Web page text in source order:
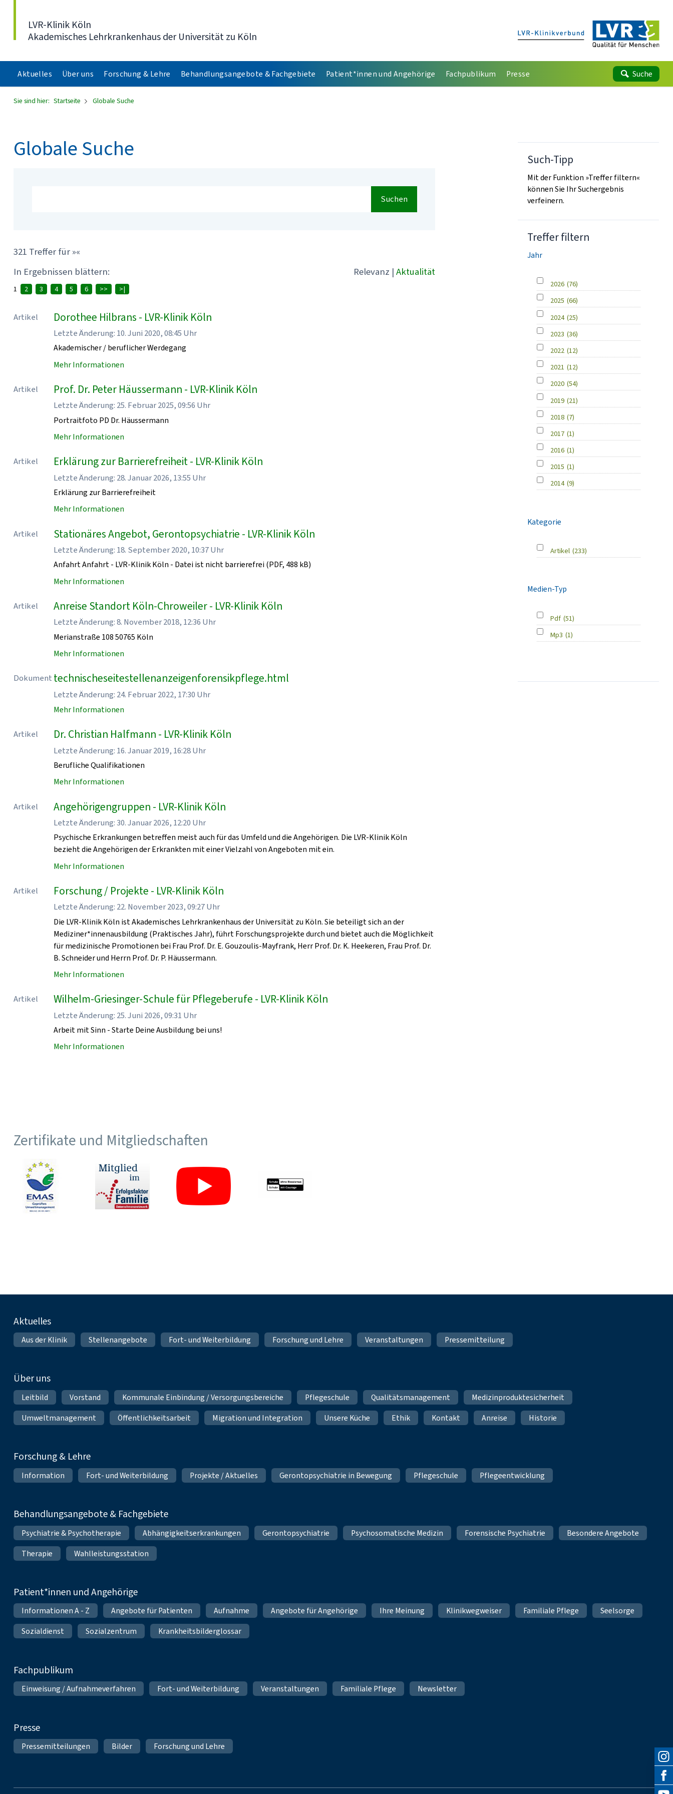
LVR-Klinik Köln
Akademisches Lehrkrankenhaus der Universität zu Köln
Aktuelles Über uns Forschung & Lehre Behandlungsangebote & Fachgebiete Patient*innen und Angehörige Fachpublikum Presse Suche
Sie sind hier: Startseite Globale Suche
Globale Suche
Suchen
321 Treffer für »«
In Ergebnissen blättern:
Relevanz | Aktualität
1 2 3 4 5 6 >> >|
Artikel Dorothee Hilbrans - LVR-Klinik Köln
Letzte Änderung: 10. Juni 2020, 08:45 Uhr
Akademischer / beruflicher Werdegang
Mehr Informationen
Artikel Prof. Dr. Peter Häussermann - LVR-Klinik Köln
Letzte Änderung: 25. Februar 2025, 09:56 Uhr
Portraitfoto PD Dr. Häussermann
Mehr Informationen
Artikel Erklärung zur Barrierefreiheit - LVR-Klinik Köln
Letzte Änderung: 28. Januar 2026, 13:55 Uhr
Erklärung zur Barrierefreiheit
Mehr Informationen
Artikel Stationäres Angebot, Gerontopsychiatrie - LVR-Klinik Köln
Letzte Änderung: 18. September 2020, 10:37 Uhr
Anfahrt Anfahrt - LVR-Klinik Köln - Datei ist nicht barrierefrei (PDF, 488 kB)
Mehr Informationen
Artikel Anreise Standort Köln-Chroweiler - LVR-Klinik Köln
Letzte Änderung: 8. November 2018, 12:36 Uhr
Merianstraße 108 50765 Köln
Mehr Informationen
Dokument technischeseitestellenanzeigenforensikpflege.html
Letzte Änderung: 24. Februar 2022, 17:30 Uhr
Mehr Informationen
Artikel Dr. Christian Halfmann - LVR-Klinik Köln
Letzte Änderung: 16. Januar 2019, 16:28 Uhr
Berufliche Qualifikationen
Mehr Informationen
Artikel Angehörigengruppen - LVR-Klinik Köln
Letzte Änderung: 30. Januar 2026, 12:20 Uhr
Psychische Erkrankungen betreffen meist auch für das Umfeld und die Angehörigen. Die LVR-Klinik Köln
bezieht die Angehörigen der Erkrankten mit einer Vielzahl von Angeboten mit ein.
Mehr Informationen
Artikel Forschung / Projekte - LVR-Klinik Köln
Letzte Änderung: 22. November 2023, 09:27 Uhr
Die LVR-Klinik Köln ist Akademisches Lehrkrankenhaus der Universität zu Köln. Sie beteiligt sich an der
Mediziner*innenausbildung (Praktisches Jahr), führt Forschungsprojekte durch und bietet auch die Möglichkeit
für medizinische Promotionen bei Frau Prof. Dr. E. Gouzoulis-Mayfrank, Herr Prof. Dr. K. Heekeren, Frau Prof. Dr.
B. Schneider und Herrn Prof. Dr. P. Häussermann.
Mehr Informationen
Artikel Wilhelm-Griesinger-Schule für Pflegeberufe - LVR-Klinik Köln
Letzte Änderung: 25. Juni 2026, 09:31 Uhr
Arbeit mit Sinn - Starte Deine Ausbildung bei uns!
Mehr Informationen
Such-Tipp
Mit der Funktion »Treffer filtern«
können Sie Ihr Suchergebnis
verfeinern.
Treffer filtern
Jahr
2026 (76)
2025 (66)
2024 (25)
2023 (36)
2022 (12)
2021 (12)
2020 (54)
2019 (21)
2018 (7)
2017 (1)
2016 (1)
2015 (1)
2014 (9)
Kategorie
Artikel (233)
Medien-Typ
Pdf (51)
Mp3 (1)
Zertifikate und Mitgliedschaften
Fußnavigation
Aktuelles
Aus der Klinik Stellenangebote Fort- und Weiterbildung Forschung und Lehre Veranstaltungen Pressemitteilung
Über uns
Leitbild Vorstand Kommunale Einbindung / Versorgungsbereiche Pflegeschule Qualitätsmanagement
Medizinproduktesicherheit
Umweltmanagement
Öffentlichkeitsarbeit Migration und Integration Unsere Küche Ethik Kontakt Anreise Historie
Forschung & Lehre
Information Fort- und Weiterbildung Projekte / Aktuelles Gerontopsychiatrie in Bewegung Pflegeschule Pflegeentwicklung
Behandlungsangebote & Fachgebiete
Psychiatrie & Psychotherapie Abhängigkeitserkrankungen Gerontopsychiatrie Psychosomatische Medizin Forensische Psychiatrie
Besondere Angebote
Therapie
Wahlleistungsstation
Patient*innen und Angehörige
Informationen A - Z Angebote für Patienten Aufnahme Angebote für Angehörige Ihre Meinung Klinikwegweiser Familiale Pflege
Seelsorge
Sozialdienst
Sozialzentrum Krankheitsbilderglossar
Fachpublikum
Einweisung / Aufnahmeverfahren Fort- und Weiterbildung Veranstaltungen Familiale Pflege Newsletter
Presse
Pressemitteilungen Bilder Forschung und Lehre